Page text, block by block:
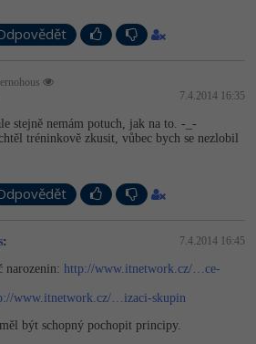
-80%
-80%
7.4.2014 16:35
stejně nemám potuch, jak na to. -_-
tréninkově zkusit, vůbec bych se nezlobil
: 7.4.2014 16:45
narozenin: http://www.itnetwork.cz/…ce-
www.itnetwork.cz/…izaci-skupin
být schopný pochopit principy.